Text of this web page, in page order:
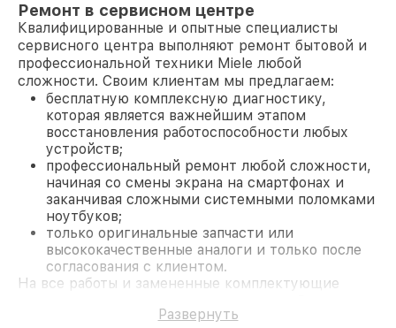
Ремонт в сервисном центре
Квалифицированные и опытные специалисты
сервисного центра выполняют ремонт бытовой и
профессиональной техники Miele любой
сложности. Своим клиентам мы предлагаем:
бесплатную комплексную диагностику,
которая является важнейшим этапом
восстановления работоспособности любых
устройств;
профессиональный ремонт любой сложности,
начиная со смены экрана на смартфонах и
заканчивая сложными системными поломками
ноутбуков;
только оригинальные запчасти или
высококачественные аналоги и только после
согласования с клиентом.
На все работы и замененные комплектующие
поломки по условиям гарантии, мы бесплатно
Развернуть